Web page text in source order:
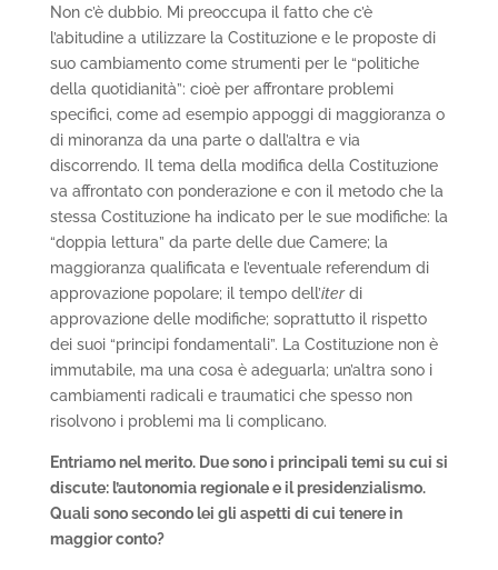
Non c’è dubbio. Mi preoccupa il fatto che c’è
l’abitudine a utilizzare la Costituzione e le proposte di
suo cambiamento come strumenti per le “politiche
della quotidianità”: cioè per affrontare problemi
specifici, come ad esempio appoggi di maggioranza o
di minoranza da una parte o dall’altra e via
discorrendo. Il tema della modifica della Costituzione
va affrontato con ponderazione e con il metodo che la
stessa Costituzione ha indicato per le sue modifiche: la
“doppia lettura” da parte delle due Camere; la
maggioranza qualificata e l’eventuale referendum di
approvazione popolare; il tempo dell’iterdi
approvazione delle modifiche; soprattutto il rispetto
dei suoi “principi fondamentali”. La Costituzione non è
immutabile, ma una cosa è adeguarla; un’altra sono i
cambiamenti radicali e traumatici che spesso non
risolvono i problemi ma li complicano.
Entriamo nel merito. Due sono i principali temi su cui si
discute: l’autonomia regionale e il presidenzialismo.
Quali sono secondo lei gli aspetti di cui tenere in
maggior conto?